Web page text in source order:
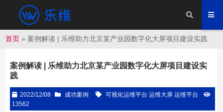
首页 »案例解读 | 乐维助力北京某产业园数字化大屏项目建设实践
案例解读 | 乐维助力北京某产业园数字化大屏项目建设实
践
2022/12/08 成功案例
可视化运维平台 运维大屏 运维平台
13562